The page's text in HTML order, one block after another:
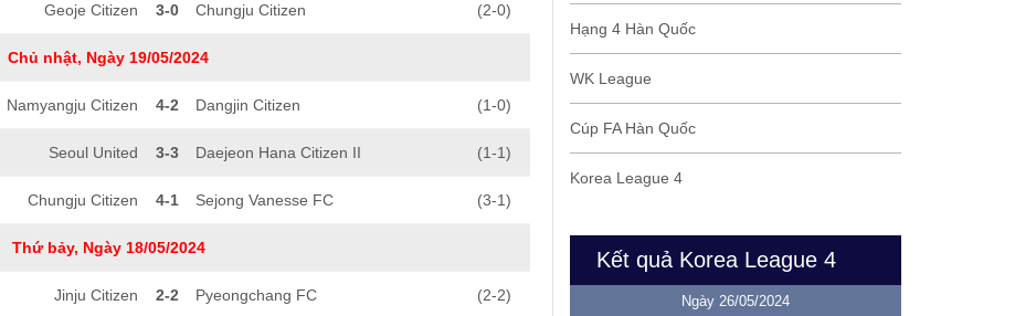
Geoje Citizen 3-0 Chungju Citizen (2-0)
Chủ nhật, Ngày 19/05/2024
Namyangju Citizen 4-2 Dangjin Citizen (1-0)
Seoul United 3-3 Daejeon Hana Citizen II (1-1)
Chungju Citizen 4-1 Sejong Vanesse FC (3-1)
Thứ bảy, Ngày 18/05/2024
Jinju Citizen 2-2 Pyeongchang FC (2-2)
Hạng 4 Hàn Quốc
WK League
Cúp FA Hàn Quốc
Korea League 4
Kết quả Korea League 4
Ngày 26/05/2024